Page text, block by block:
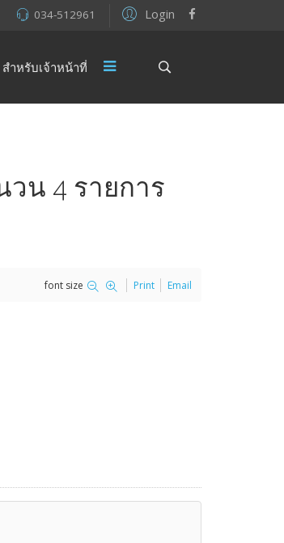
Login
034-512961
สำหรับเจ้าหน้าที่
น 4 รายการ
font size Print Email